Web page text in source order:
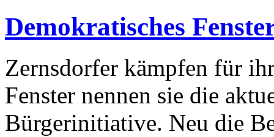
Demokratisches
Zernsdorfer kämpfen für
Fenster nennen sie die
Bürgerinitiative. Neu die